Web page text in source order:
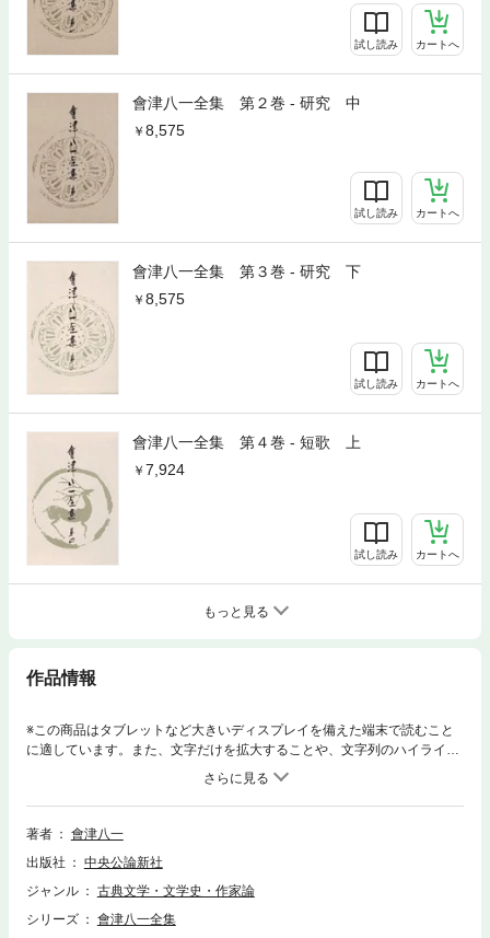
試し読み カートへ
會津八一全集 第２巻 - 研究 中
8,575
試し読み カートへ
會津八一全集 第３巻 - 研究 下
8,575
試し読み カートへ
會津八一全集 第４巻 - 短歌 上
7,924
試し読み カートへ
もっと見る
作品情報
※この商品はタブレットなど大きいディスプレイを備えた端末で読むこと
に適しています。また、文字だけを拡大することや、文字列のハイライ
ト、検索、辞書の参照、引用などの機能が使用できません。〈全歌集〉
南京新唱／山中高歌／放浪●（くちへんに金）草／村荘雑事／震余／望郷
／南京余唱／斑鳩／旅愁／小園／南京続唱／比叡山／観仏三昧／九官鳥／
春雪／印象／榛名／雁来紅／草露／京都散策／観音院／洪濤／望遠／紅日
草／海上／春日野／西の京／霜葉／白雪／明王院／病●（門構えの中に
月）／天長節／校庭／彩痕／街上／泰山木／山精／土くれ／このごろ／紀
著者
會津八一
出版社
中央公論新社
ジャンル
古典文学・文学史・作家論
シリーズ
會津八一全集